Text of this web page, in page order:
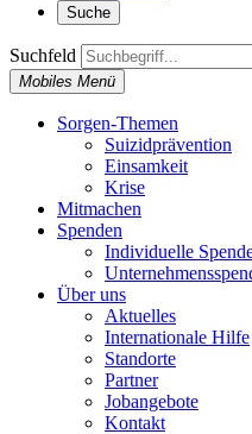
Suche
Suchfeld
Mobiles Menü
Sorgen-Themen
Suizidprävention
Einsamkeit
Krise
Mitmachen
Spenden
Individuelle
Über uns
Aktuelles
Internationale Hilfe
Standorte
Partner
Jobangebote
Kontakt